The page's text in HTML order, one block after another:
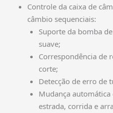
Controle da caixa de
câmbio sequenciais:
Suporte da bomba
suave;
Correspondência de
corte;
Detecção de erro de
Mudança
estrada, corrida e